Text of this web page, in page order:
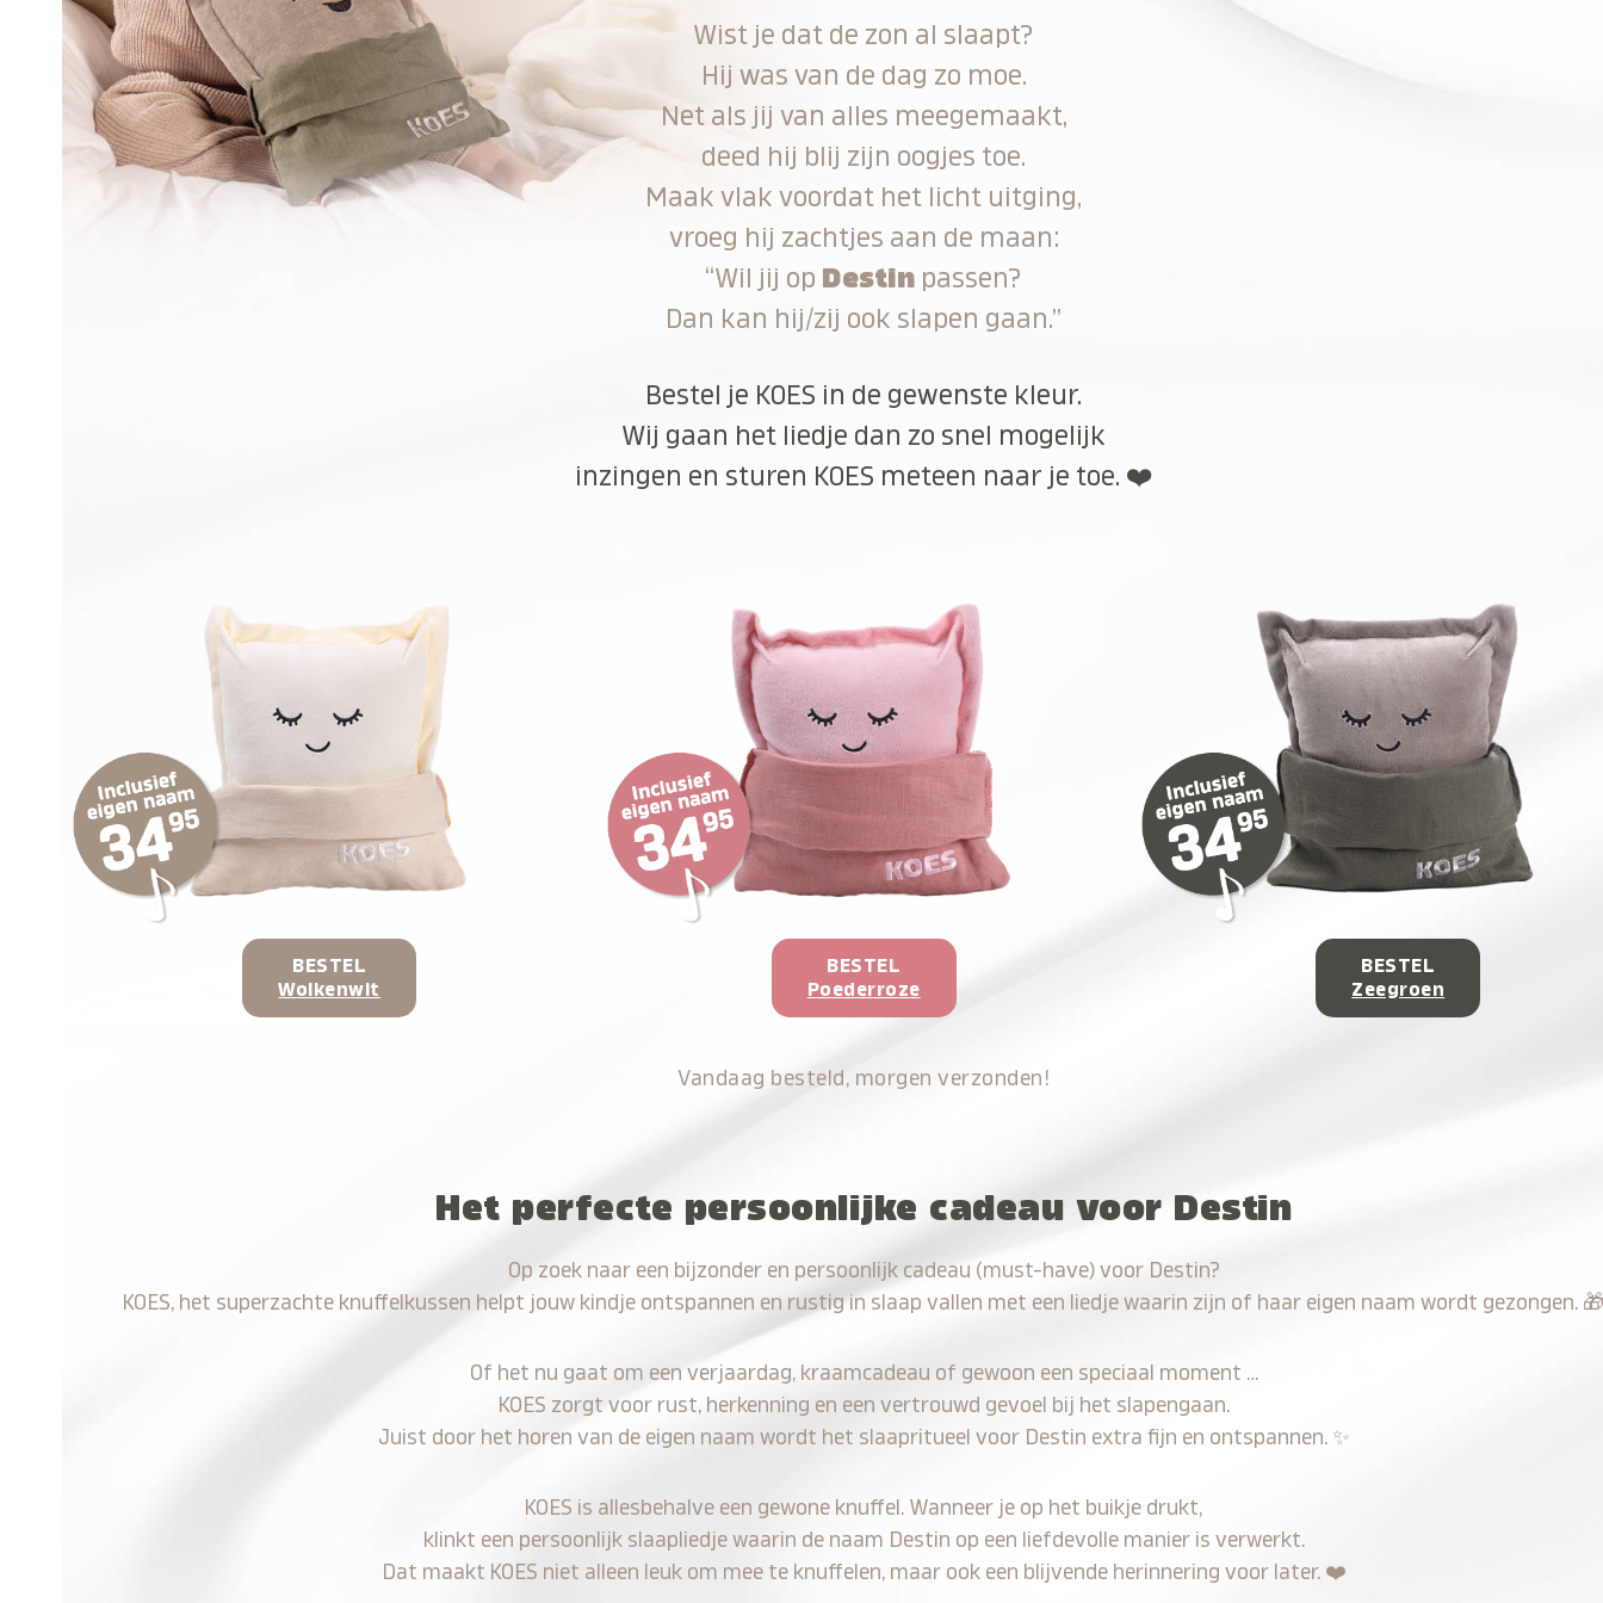
Wist je dat de zon al slaapt?
Hij was van de dag zo moe.
Net als jij van alles meegemaakt,
deed hij blij zijn oogjes toe.
Maak vlak voordat het licht uitging,
vroeg hij zachtjes aan de maan:
“Wil jij op Destin passen?
Dan kan hij/zij ook slapen gaan.”
Bestel je KOES in de gewenste kleur.
Wij gaan het liedje dan zo snel mogelijk
inzingen en sturen KOES meteen naar je toe. ❤️
BESTEL
Wolkenwit
BESTEL
Poederroze
BESTEL
Zeegroen
Vandaag besteld, morgen verzonden!
Het perfecte persoonlijke cadeau voor Destin
Op zoek naar een bijzonder en persoonlijk cadeau (must-have) voor Destin?
KOES, het superzachte knuffelkussen helpt jouw kindje ontspannen en rustig in slaap vallen met een liedje waarin zijn of haar eigen naam wordt gezongen.
Of het nu gaat om een verjaardag, kraamcadeau of gewoon een speciaal moment …
KOES zorgt voor rust, herkenning en een vertrouwd gevoel bij het slapengaan.
Juist door het horen van de eigen naam wordt het slaapritueel voor Destin extra fijn en ontspannen. ✨
KOES is allesbehalve een gewone knuffel. Wanneer je op het buikje drukt,
klinkt een persoonlijk slaapliedje waarin de naam Destin op een liefdevolle manier is verwerkt.
Dat maakt KOES niet alleen leuk om mee te knuffelen, maar ook een blijvende herinnering voor later. ❤️